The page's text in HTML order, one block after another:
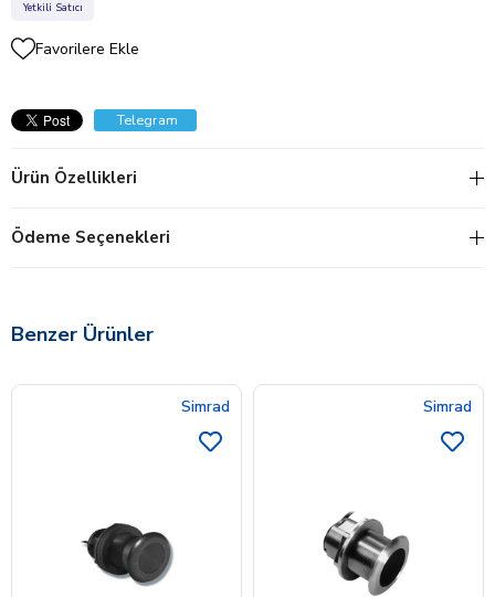
Yetkili Satıcı
Favorilere Ekle
Telegram
Ürün Özellikleri
Ödeme Seçenekleri
Benzer Ürünler
Simrad Simrad